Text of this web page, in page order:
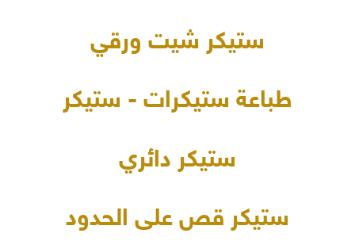
ستيكر شيت ورقي
طباعة ستيكرات - ستيكر
ستيكر دائري
ستيكر قص على الحدود